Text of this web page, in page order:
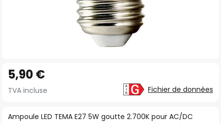
to
the
ofAmpoule LED TEMA E27 5W goutte 2.700K pour AC/DC
5,90 €
TVA incluse Fichier de données